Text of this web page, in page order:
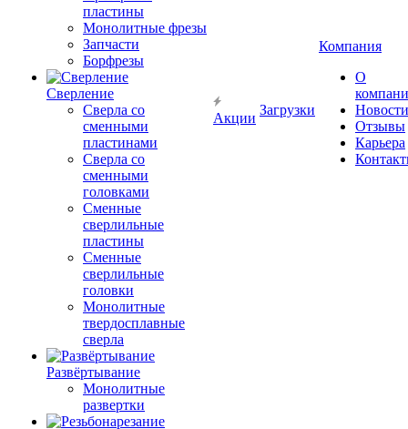
пластины
Монолитные фрезы
Запчасти
Борфрезы
Сверление
Сверла со
сменными
пластинами
Сверла со
сменными
головками
Сменные
сверлильные
пластины
Сменные
сверлильные
головки
Монолитные
твердосплавные
сверла
Развёртывание
Монолитные
развертки
Акции
Загрузки
Компания
О
Новости
Отзывы
Карьера